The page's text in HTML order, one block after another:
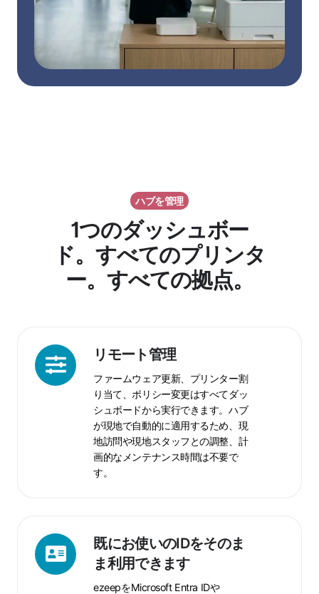
ハブを管理
1つのダッシュボー
ド。すべてのプリンタ
ー。すべての拠点。
リモート管理
ファームウェア更新、プリンター割
り当て、ポリシー変更はすべてダッ
シュボードから実行できます。ハブ
が現地で自動的に適用するため、現
地訪問や現地スタッフとの調整、計
画的なメンテナンス時間は不要で
す。
リ
モ
ー
既にお使いのIDをそのま
ま利用できます
ezeepをMicrosoft Entra IDや
既
に
お